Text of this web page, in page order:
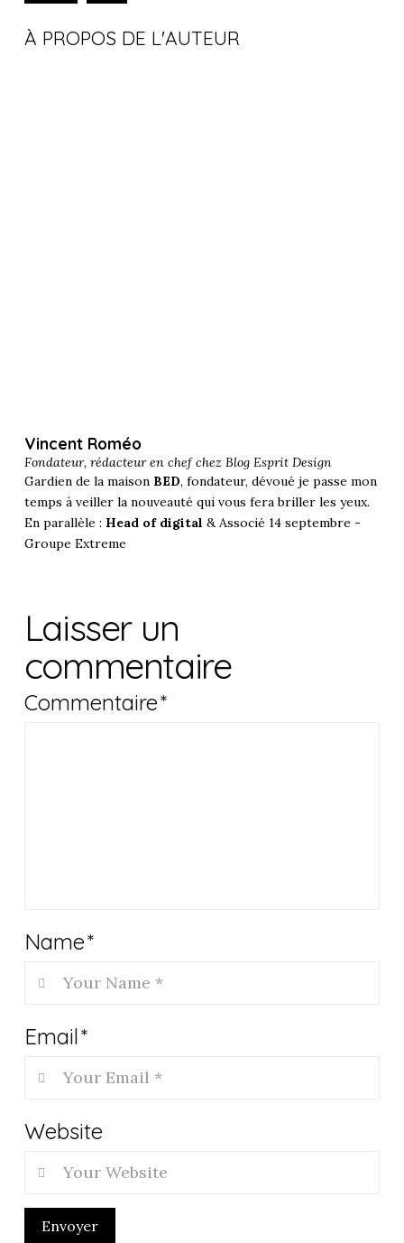
À PROPOS DE L'AUTEUR
Vincent Roméo
Fondateur, rédacteur en chef chez Blog Esprit Design
Gardien de la maison BED, fondateur, dévoué je passe mon
temps à veiller la nouveauté qui vous fera briller les yeux.
En parallèle : Head of digital & Associé 14 septembre -
Groupe Extreme
Laisser un
commentaire
Commentaire*
Name*
Email*
Website
Envoyer